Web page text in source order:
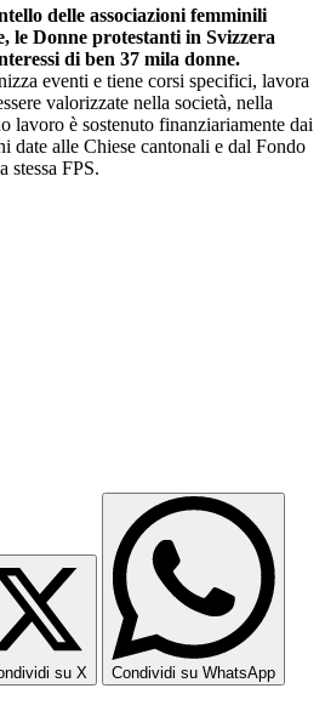
delle associazioni femminili
le Donne protestanti in Svizzera
di ben 37 mila donne.
eventi e tiene corsi specifici, lavora
valorizzate nella società, nella
lavoro è sostenuto finanziariamente dai
date alle Chiese cantonali e dal Fondo
stessa FPS.
su X Condividi su WhatsApp